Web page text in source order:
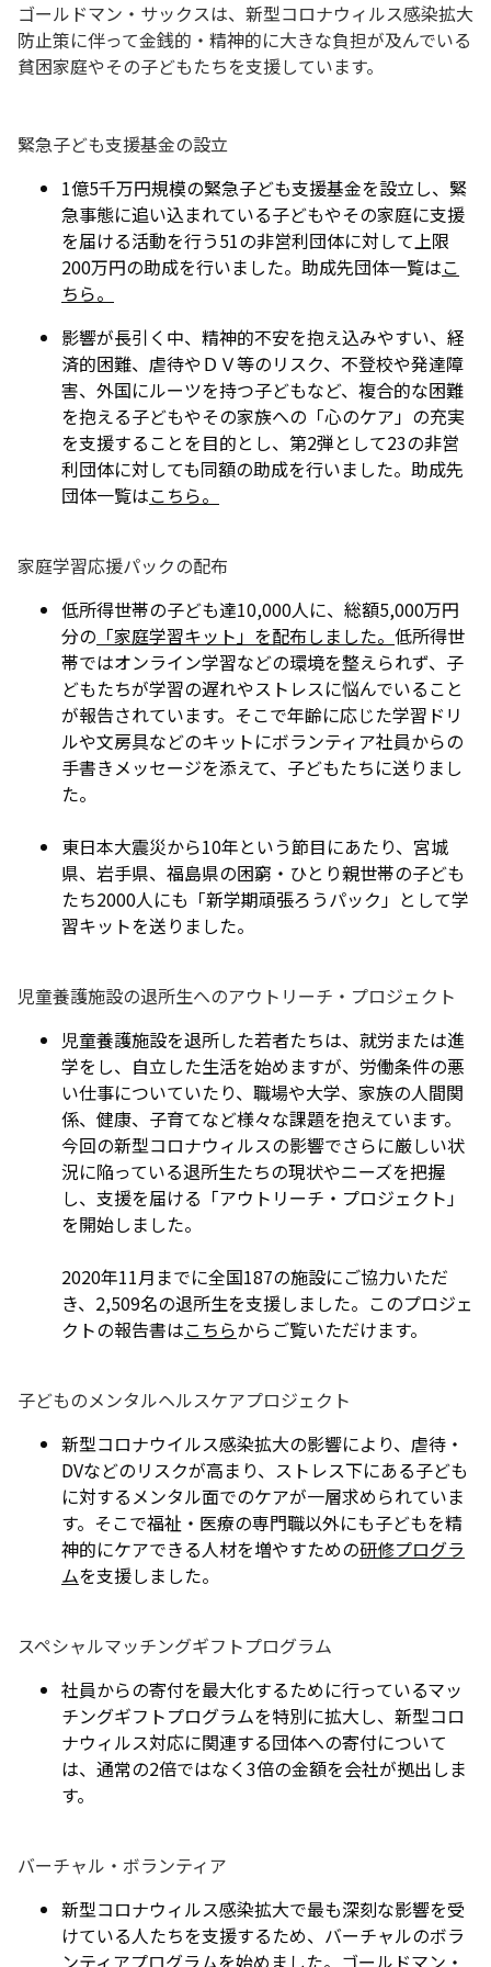
ゴールドマン・サックスは、新型コロナウィルス感染拡大
防止策に伴って金銭的・精神的に大きな負担が及んでいる
貧困家庭やその子どもたちを支援しています。
緊急子ども支援基金の設立
1億5千万円規模の緊急子ども支援基金を設立し、緊
急事態に追い込まれている子どもやその家庭に支援
を届ける活動を行う51の非営利団体に対して上限
200万円の助成を行いました。助成先団体一覧はこ
ちら。
影響が長引く中、精神的不安を抱え込みやすい、経
済的困難、虐待やＤＶ等のリスク、不登校や発達障
害、外国にルーツを持つ子どもなど、複合的な困難
を抱える子どもやその家族への「心のケア」の充実
を支援することを目的とし、第2弾として23の非営
利団体に対しても同額の助成を行いました。助成先
団体一覧はこちら。
家庭学習応援パックの配布
低所得世帯の子ども達10,000人に、総額5,000万円
分の 「家庭学習キット」を配布しました。 低所得世
帯ではオンライン学習などの環境を整えられず、子
どもたちが学習の遅れやストレスに悩んでいること
が報告されています。そこで年齢に応じた学習ドリ
ルや文房具などのキットにボランティア社員からの
手書きメッセージを添えて、子どもたちに送りまし
た。
東日本大震災から10年という節目にあたり、宮城
県、岩手県、福島県の困窮・ひとり親世帯の子ども
たち2000人にも「新学期頑張ろうパック」として学
習キットを送りました。
児童養護施設の退所生へのアウトリーチ・プロジェクト
児童養護施設を退所した若者たちは、就労または進
学をし、自立した生活を始めますが、労働条件の悪
い仕事についていたり、職場や大学、家族の人間関
係、健康、子育てなど様々な課題を抱えています。
今回の新型コロナウィルスの影響でさらに厳しい状
況に陥っている退所生たちの現状やニーズを把握
し、支援を届ける「アウトリーチ・プロジェクト」
を開始しました。
2020年11月までに全国187の施設にご協力いただ
き、2,509名の退所生を支援しました。このプロジェ
クトの報告書はこちらからご覧いただけます。
子どものメンタルヘルスケアプロジェクト
新型コロナウイルス感染拡大の影響により、虐待・
DVなどのリスクが高まり、ストレス下にある子ども
に対するメンタル面でのケアが一層求められていま
す。そこで福祉・医療の専門職以外にも子どもを精
神的にケアできる人材を増やすための研修プログラ
ムを支援しました。
スペシャルマッチングギフトプログラム
社員からの寄付を最大化するために行っているマッ
チングギフトプログラムを特別に拡大し、新型コロ
ナウィルス対応に関連する団体への寄付について
は、通常の2倍ではなく3倍の金額を会社が拠出しま
す。
バーチャル・ボランティア
新型コロナウィルス感染拡大で最も深刻な影響を受
けている人たちを支援するため、バーチャルのボラ
ンティアプログラムを始めました。ゴールドマン・